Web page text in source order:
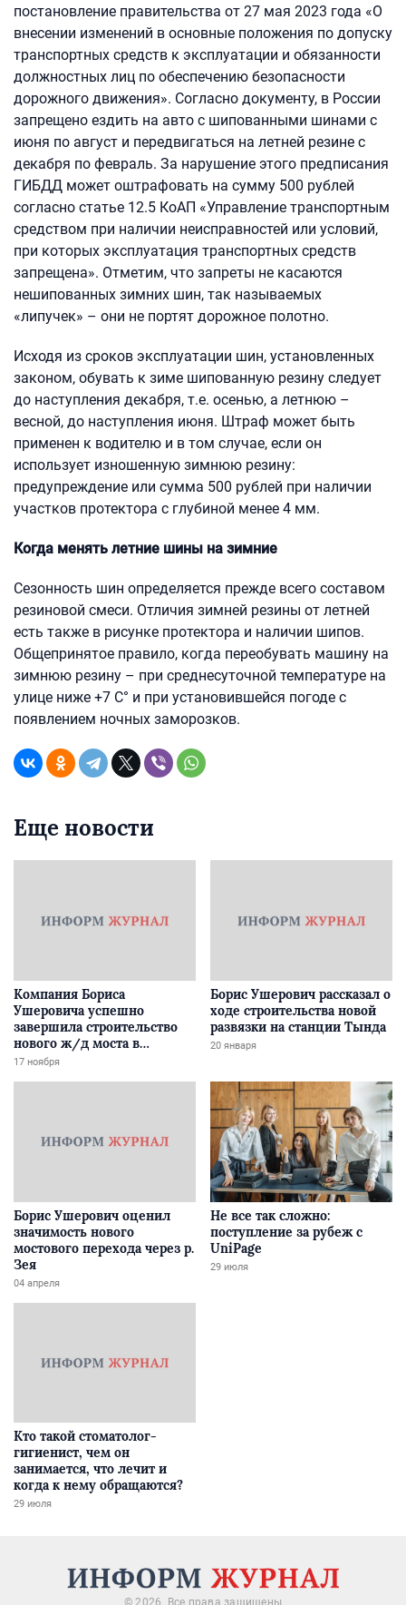
постановление правительства от 27 мая 2023 года «О
внесении изменений в основные положения по допуску
транспортных средств к эксплуатации и обязанности
должностных лиц по обеспечению безопасности
дорожного движения». Согласно документу, в России
запрещено ездить на авто с шипованными шинами с
июня по август и передвигаться на летней резине с
декабря по февраль. За нарушение этого предписания
ГИБДД может оштрафовать на сумму 500 рублей
согласно статье 12.5 КоАП «Управление транспортным
средством при наличии неисправностей или условий,
при которых эксплуатация транспортных средств
запрещена». Отметим, что запреты не касаются
нешипованных зимних шин, так называемых
«липучек» – они не портят дорожное полотно.
Исходя из сроков эксплуатации шин, установленных
законом, обувать к зиме шипованную резину следует
до наступления декабря, т.е. осенью, а летнюю –
весной, до наступления июня. Штраф может быть
применен к водителю и в том случае, если он
использует изношенную зимнюю резину:
предупреждение или сумма 500 рублей при наличии
участков протектора с глубиной менее 4 мм.
Когда менять летние шины на зимние
Сезонность шин определяется прежде всего составом
резиновой смеси. Отличия зимней резины от летней
есть также в рисунке протектора и наличии шипов.
Общепринятое правило, когда переобувать машину на
зимнюю резину – при среднесуточной температуре на
улице ниже +7 С° и при установившейся погоде с
появлением ночных заморозков.
Еще новости
Компания Бориса
Ушеровича успешно
завершила строительство
нового ж/д моста в
Забайкалье
17 ноября
Борис Ушерович рассказал о
ходе строительства новой
развязки на станции Тында
20 января
Борис Ушерович оценил
значимость нового
мостового перехода через р.
Зея
04 апреля
Не все так сложно:
поступление за рубеж с
UniPage
29 июля
Кто такой стоматолог-
гигиенист, чем он
занимается, что лечит и
когда к нему обращаются?
29 июля
© 2026. Все права защищены